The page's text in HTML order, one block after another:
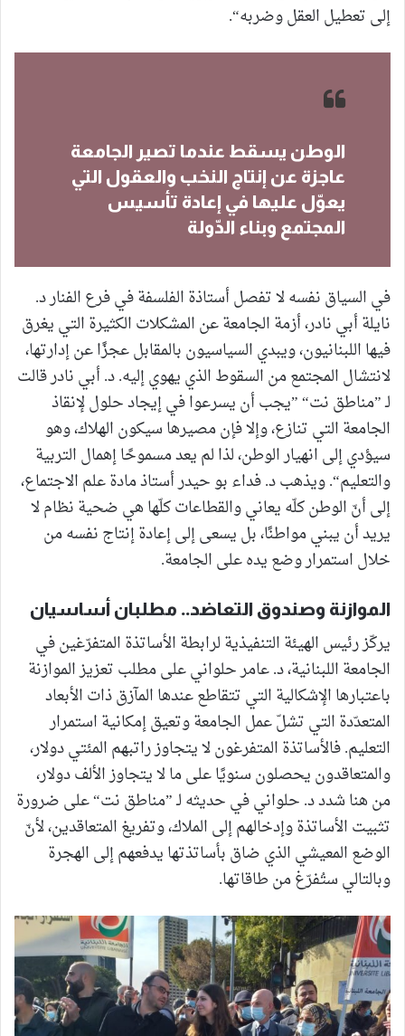
إلى تعطيل العقل وضربه“.
الوطن يسقط عندما تصير الجامعة
عاجزة عن إنتاج النخب والعقول التي
يعوّل عليها في إعادة تأسيس
المجتمع وبناء الدّولة
في السياق نفسه لا تفصل أستاذة الفلسفة في فرع الفنار د.
نايلة أبي نادر، أزمة الجامعة عن المشكلات الكثيرة التي يغرق
فيها اللبنانيون، ويبدي السياسيون بالمقابل عجزًا عن إدارتها،
لانتشال المجتمع من السقوط الذي يهوي إليه. د. أبي نادر قالت
لـ ”مناطق نت“ ”يجب أن يسرعوا في إيجاد حلول لإنقاذ
الجامعة التي تنازع، وإلا فإن مصيرها سيكون الهلاك، وهو
سيؤدي إلى انهيار الوطن، لذا لم يعد مسموحًا إهمال التربية
والتعليم“. ويذهب د. فداء بو حيدر أستاذ مادة علم الاجتماع،
إلى أنّ الوطن كلّه يعاني والقطاعات كلّها هي ضحية نظام لا
يريد أن يبني مواطنًا، بل يسعى إلى إعادة إنتاج نفسه من
خلال استمرار وضع يده على الجامعة.
الموازنة وصندوق التعاضد.. مطلبان أساسيان
يركّز رئيس الهيئة التنفيذية لرابطة الأساتذة المتفرّغين في
الجامعة اللبنانية، د. عامر حلواني على مطلب تعزيز الموازنة
باعتبارها الإشكالية التي تتقاطع عندها المآزق ذات الأبعاد
المتعدّدة التي تشلّ عمل الجامعة وتعيق إمكانية استمرار
التعليم. فالأساتذة المتفرغون لا يتجاوز راتبهم المئتي دولار،
والمتعاقدون يحصلون سنويًا على ما لا يتجاوز الألف دولار،
من هنا شدد د. حلواني في حديثه لـ ”مناطق نت“ على ضرورة
تثبيت الأساتذة وإدخالهم إلى الملاك، وتفريغ المتعاقدين، لأنّ
الوضع المعيشي الذي ضاق بأساتذتها يدفعهم إلى الهجرة
وبالتالي ستُفرّغ من طاقاتها.